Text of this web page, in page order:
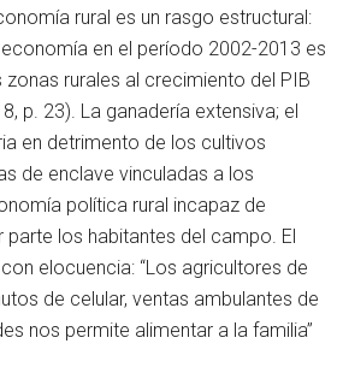
rural es un rasgo estructural:
en el período 2002-2013 es
rurales al crecimiento del PIB
p. 23). La ganadería extensiva; el
en detrimento de los cultivos
de enclave vinculadas a los
política rural incapaz de
los habitantes del campo. El
elocuencia: “Los agricultores de
de celular, ventas ambulantes de
nos permite alimentar a la familia”